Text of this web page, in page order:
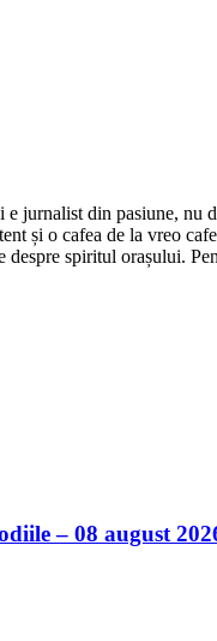
jurnalist din pasiune,
și o cafea de la vreo
spiritul orașului.
– 08 august